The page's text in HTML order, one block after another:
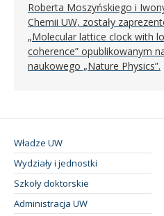
Roberta Moszyńskiego i
Chemii UW, zostały
„Molecular lattice clock with
coherence” opublikowanym
naukowego „Nature Physics”.
Władze UW
Wydziały i jednostki
Szkoły doktorskie
Administracja UW